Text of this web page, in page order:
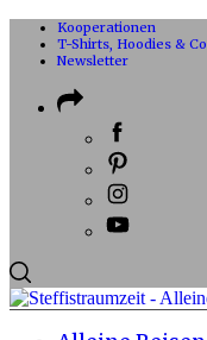
Kooperationen
T-Shirts, Hoodies & Co
Newsletter